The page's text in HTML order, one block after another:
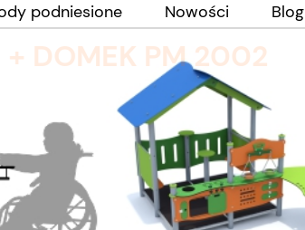
podniesione Nowości Blog
+ DOMEK PM 2002